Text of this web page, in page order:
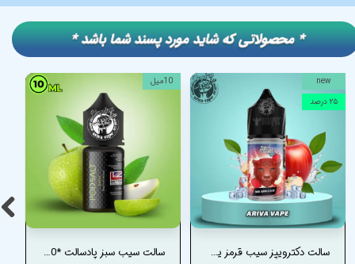
سالت سیب سبز پادسالت *10 میل* _ PODSALT APPLE MINI PODSALT
10میل
سالت دکترویپز سیب قرمز یخ – DRVAPES RED APPLE ICE SALT
new
۲۵ درصد
​​* محصولاتی که شاید مورد پسند شما باشد *